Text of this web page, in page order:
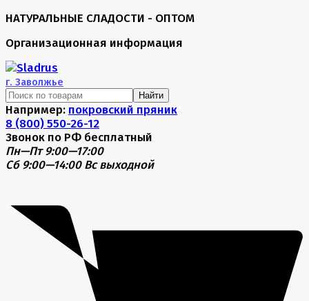
НАТУРАЛЬНЫЕ СЛАДОСТИ - ОПТОМ
Организационная информация
г. Заволжье
Найти
Например: покровский пряник
8 (800) 550-26-12
Звонок по РФ бесплатный
Пн—Пт 9:00—17:00
Сб 9:00—14:00 Вс выходной